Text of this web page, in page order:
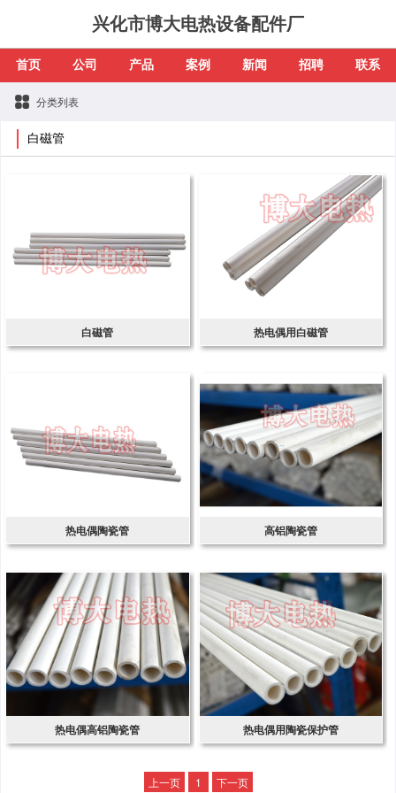
兴化市博大电热设备配件厂
首页 公司 产品 案例 新闻 招聘 联系
分类列表
白磁管
白磁管 热电偶用白磁管
热电偶陶瓷管 高铝陶瓷管
热电偶高铝陶瓷管 热电偶用陶瓷保护管
上一页 1 下一页